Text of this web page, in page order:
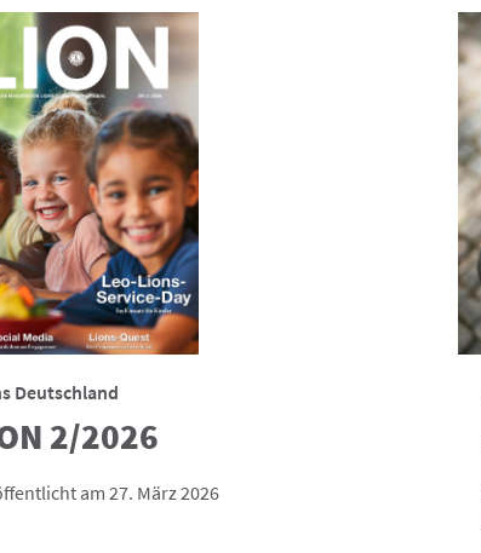
Deutschland
2/2026
am 27. März 2026